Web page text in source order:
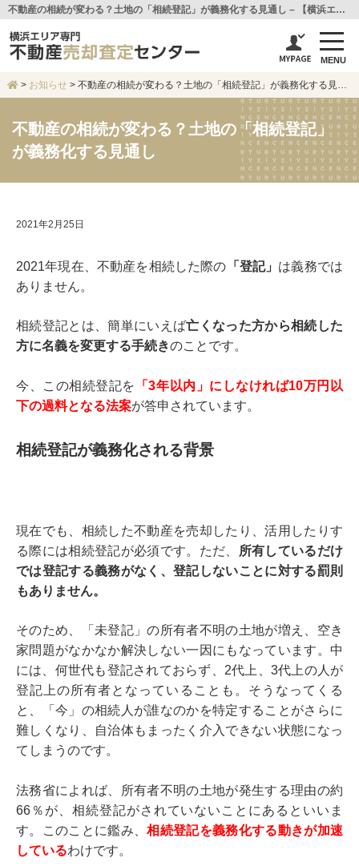
不動産の相続が変わる？土地の「相続登記」が義務化する見通し – 【横浜エリア専門不動産売却査定センター】センチュリー21アイ建設
MENU
> お知らせ > 不動産の相続が変わる？土地の「相続登記」が義務化する見通し
不動産の相続が変わる？土地の「相続登記」
が義務化する見通し
2021年2月25日
2021年現在、不動産を相続した際の 「登記」 は義務では
ありません。
相続登記とは、簡単にいえば亡くなった方から相続した
方に名義を変更する手続きのことです。
今、この相続登記を
「3年以内」にしなければ10万円以
下の過料となる法案が答申されています。
相続登記が義務化される背景
現在でも、相続した不動産を売却したり、活用したりす
る際には相続登記が必須です。ただ、
所有しているだけ
では登記する義務がなく、登記しないことに対する罰則
もありません。
そのため、「未登記」の所有者不明の土地が増え、空き
家問題がなかなか解決しない一因にもなっています。中
には、何世代も登記されておらず、2代上、3代上の人が
登記上の所有者となっていることも。そうなってくる
と、「今」の相続人が誰なのかを特定することがさらに
難しくなり、自治体もまったく介入できない状態になっ
てしまうのです。
法務省によれば、所有者不明の土地が発生する理由の約
66％が、相続登記がされていないことにあるといいま
す。このことに鑑み、相続登記を義務化する動きが加速
しているわけです。